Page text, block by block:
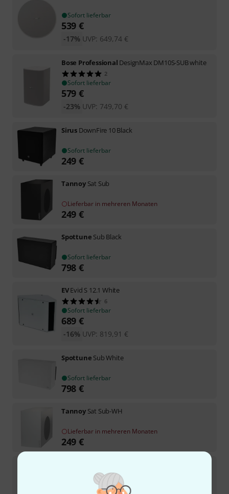
Sofort lieferbar
539 €
UVP: 649,74 €
-17%
Bose Professional DesignMax DM10S-SUB white
2
Sofort lieferbar
579 €
UVP: 749,70 €
-23%
Sirus DownFire 10 Black
Sofort lieferbar
249 €
Tannoy Sat Sub
Lieferbar in mehreren Monaten
249 €
Spottune Sub Black
Sofort lieferbar
798 €
EVEvid S 12.1 White
6
Sofort lieferbar
689 €
UVP: 819,91 €
-16%
Spottune Sub White
Sofort lieferbar
798 €
Tannoy Sat Sub-WH
Lieferbar in mehreren Monaten
249 €
Kurzfristig lieferbar (2–5 Tage)